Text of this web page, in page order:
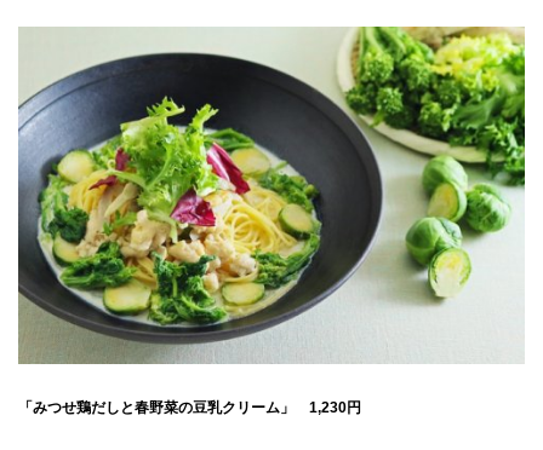
CLOSE
「みつせ鶏だしと春野菜の豆乳クリーム」 1,230円